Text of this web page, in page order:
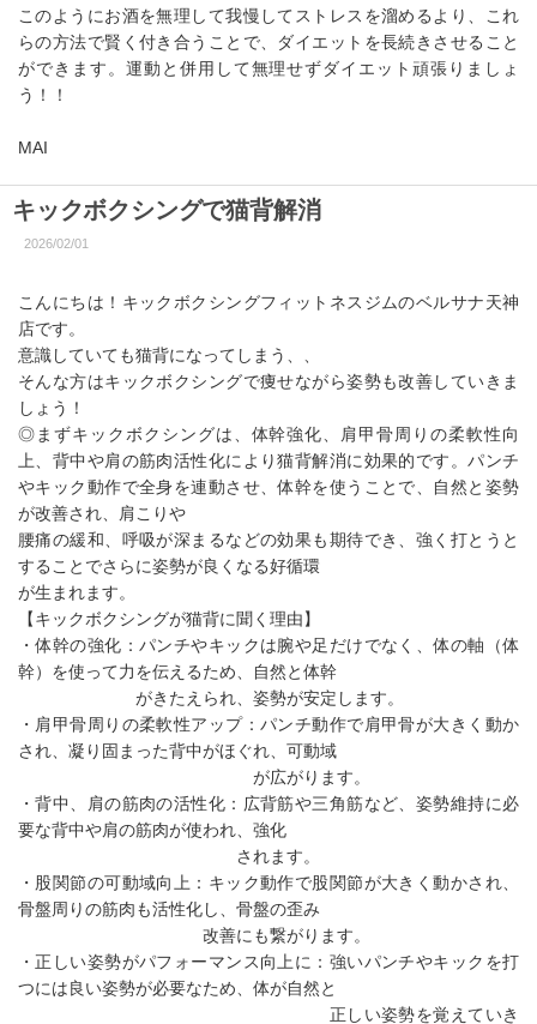
このようにお酒を無理して我慢してストレスを溜めるより、これ
らの方法で賢く付き合うことで、ダイエットを長続きさせること
ができます。運動と併用して無理せずダイエット頑張りましょ
う！！
MAI
キックボクシングで猫背解消
2026/02/01
こんにちは！キックボクシングフィットネスジムのベルサナ天神
店です。
意識していても猫背になってしまう、、
そんな方はキックボクシングで痩せながら姿勢も改善していきま
しょう！
◎まずキックボクシングは、体幹強化、肩甲骨周りの柔軟性向
上、背中や肩の筋肉活性化により猫背解消に効果的です。パンチ
やキック動作で全身を連動させ、体幹を使うことで、自然と姿勢
が改善され、肩こりや
腰痛の緩和、呼吸が深まるなどの効果も期待でき、強く打とうと
することでさらに姿勢が良くなる好循環
が生まれます。
【キックボクシングが猫背に聞く理由】
・体幹の強化：パンチやキックは腕や足だけでなく、体の軸（体
幹）を使って力を伝えるため、自然と体幹
がきたえられ、姿勢が安定します。
・肩甲骨周りの柔軟性アップ：パンチ動作で肩甲骨が大きく動か
され、凝り固まった背中がほぐれ、可動域
が広がります。
・背中、肩の筋肉の活性化：広背筋や三角筋など、姿勢維持に必
要な背中や肩の筋肉が使われ、強化
されます。
・股関節の可動域向上：キック動作で股関節が大きく動かされ、
骨盤周りの筋肉も活性化し、骨盤の歪み
改善にも繋がります。
・正しい姿勢がパフォーマンス向上に：強いパンチやキックを打
つには良い姿勢が必要なため、体が自然と
正しい姿勢を覚えていき